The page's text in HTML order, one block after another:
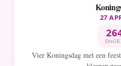
27
Vier Koningsdag met een